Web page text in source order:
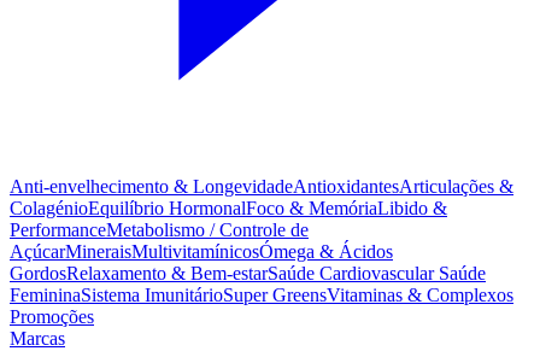
Anti-envelhecimento & LongevidadeAntioxidantesArticulações &
ColagénioEquilíbrio HormonalFoco & MemóriaLibido &
PerformanceMetabolismo / Controle de
AçúcarMineraisMultivitamínicosÓmega & Ácidos
GordosRelaxamento & Bem-estarSaúde Cardiovascular Saúde
FemininaSistema ImunitárioSuper GreensVitaminas & Complexos
Promoções
Marcas